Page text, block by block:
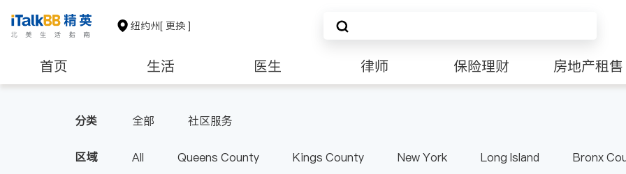
纽约州[ 更换 ]
首页 生活 医生 律师 保险理财 房地产租售
分类 全部 社区服务
区域 All Queens County Kings County New York Long Island Bronx